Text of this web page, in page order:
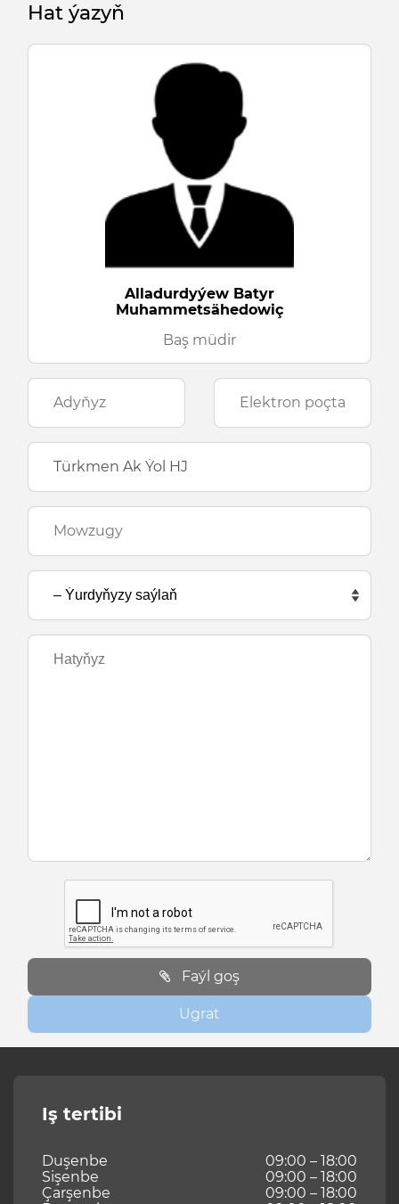
Hat ýazyň
Alladurdyýew Batyr
Muhammetsähedowiç
Baş müdir
Faýl goş
Ugrat
Iş tertibi
Duşenbe
09:00 – 18:00
Sişenbe
09:00 – 18:00
Çarşenbe
09:00 – 18:00